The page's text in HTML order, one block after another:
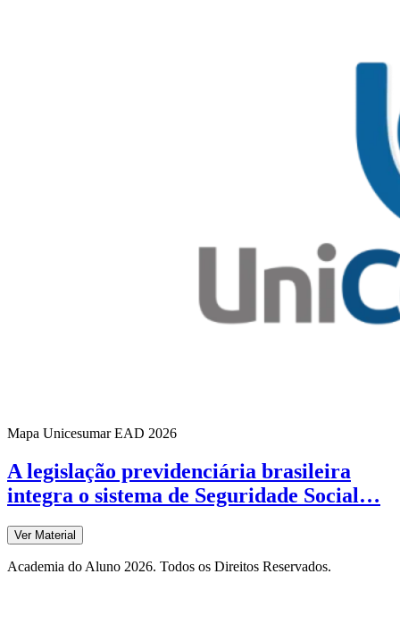
Mapa Unicesumar EAD 2026
A legislação previdenciária brasileira
integra o sistema de Seguridade Social…
Ver Material
Academia do Aluno 2026. Todos os Direitos Reservados.